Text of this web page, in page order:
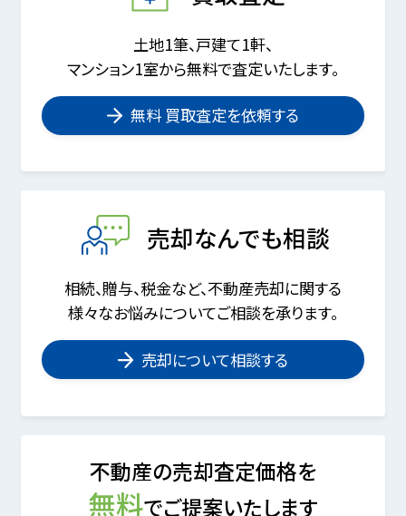
土地1筆、戸建て1軒、
マンション1室から無料で査定いたします。
無料 買取査定を依頼する
売却なんでも相談
相続、贈与、税金など、不動産売却に関する
様々なお悩みについてご相談を承ります。
売却について相談する
不動産の売却査定価格を
無料でご提案いたします